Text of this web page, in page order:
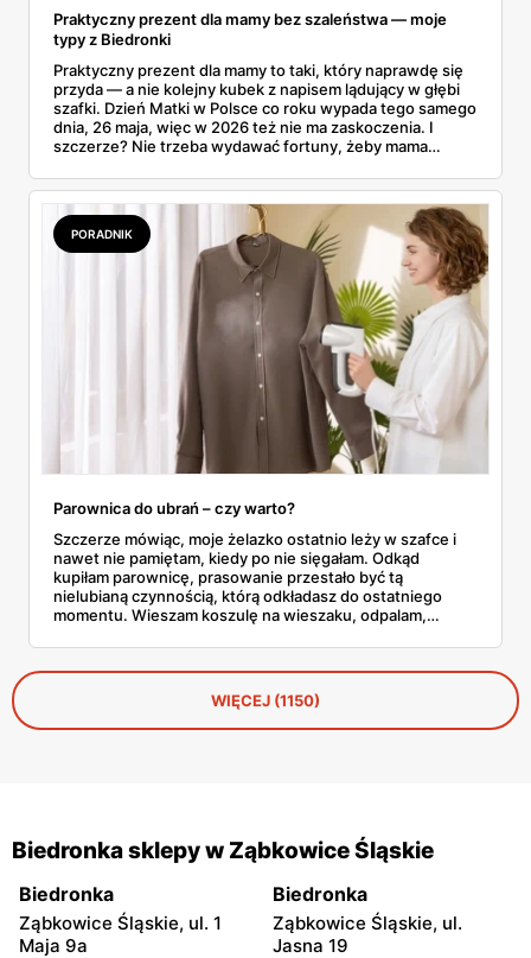
Praktyczny prezent dla mamy bez szaleństwa — moje
typy z Biedronki
Praktyczny prezent dla mamy to taki, który naprawdę się
przyda — a nie kolejny kubek z napisem lądujący w głębi
szafki. Dzień Matki w Polsce co roku wypada tego samego
dnia, 26 maja, więc w 2026 też nie ma zaskoczenia. I
szczerze? Nie trzeba wydawać fortuny, żeby mama
ważną od 21 do 30 maja i wynotowałam to, co sama
wrzuciłabym do koszyka bez wahania: kosmetyki, perfumy
i drobiazgi, które kobiety faktycznie zużywają. Ceny
zaczynają się od kilkunastu złotych, a efekt bywa lepszy
niż niejeden droższy zestaw.
PORADNIK
Parownica do ubrań – czy warto?
Szczerze mówiąc, moje żelazko ostatnio leży w szafce i
nawet nie pamiętam, kiedy po nie sięgałam. Odkąd
kupiłam parownicę, prasowanie przestało być tą
nielubianą czynnością, którą odkładasz do ostatniego
momentu. Wieszam koszulę na wieszaku, odpalam,
zaczyna się problem, bo parownic jest na rynku
zatrzęsienie, a nie każda robi to, co obiecuje producent.
WIĘCEJ (1150)
Biedronka sklepy w Ząbkowice Śląskie
Biedronka
Ząbkowice Śląskie, ul. 1
Maja 9a
Biedronka
Ząbkowice Śląskie, ul.
Jasna 19